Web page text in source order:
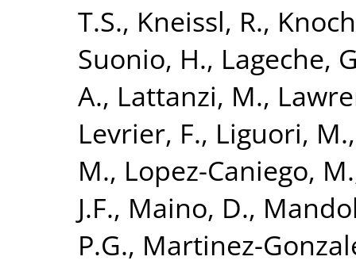
T.S., Kneissl, R.,
Suonio, H., Lageche,
A., Lattanzi, M.,
Levrier, F., Liguori, M.
M., Lopez-Caniego, M.
J.F., Maino, D.,
P.G., Martinez-